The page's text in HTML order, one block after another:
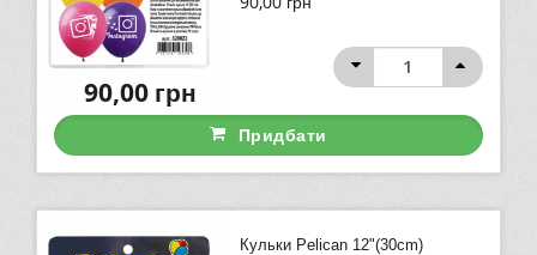
(0)
90,00грн
Придбати
Кульки Pelican 12"(30сm)